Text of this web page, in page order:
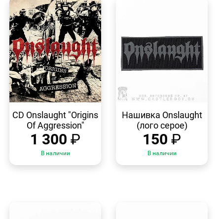
ПРОСМОТР
CD Onslaught "Origins
Of Aggression"
1 300 ₽
В наличии
ПРОСМОТР
Нашивка Onslaught
(лого серое)
150 ₽
В наличии